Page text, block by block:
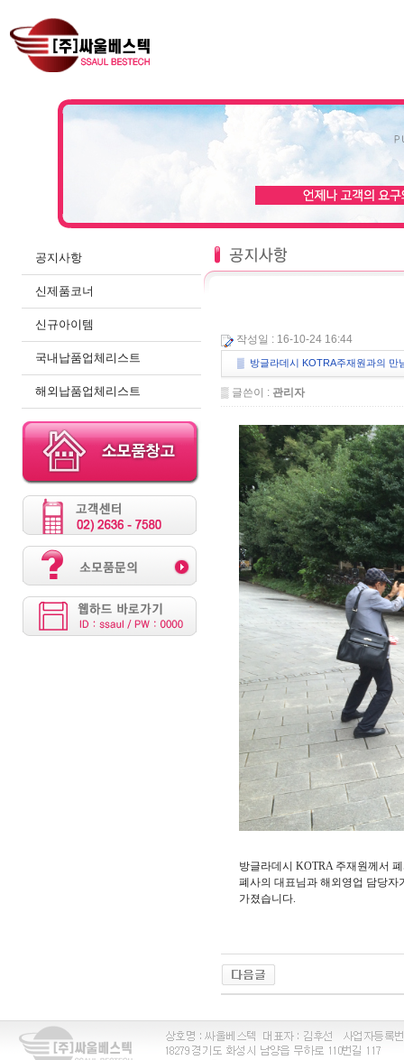
공지사항
신제품코너
신규아이템
국내납품업체리스트
해외납품업체리스트
작성일 : 16-10-24 16:44
▒ 방글라데시 KOTRA주재원과의 만
▒ 글쓴이 : 관리자
방글라데시 KOTRA 주재원께서
폐사의 대표님과 해외영업 담당
가졌습니다.